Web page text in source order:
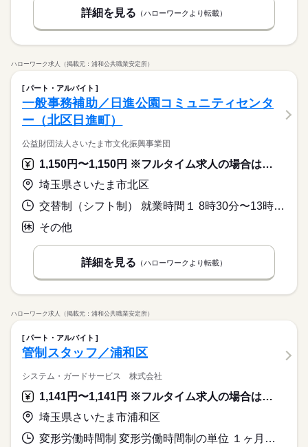
詳細を見る （ハローワークより転載）
ハローワーク求人（掲載元：浦和公共職業安定所）
パート・アルバイト
一般事務補助／日進公園コミュニティセンタ
ー（北区日進町）
公益財団法人さいたま市文化振興事業団
1,150円〜1,150円 ※フルタイム求人の場合は月額（換算額）、パート求人の場合は時間額を表示しています。
埼玉県さいたま市北区
交替制（シフト制） 就業時間１ 8時30分〜13時00分 就業時間２ 8時30分〜17時15分 就業時間３ 13時00分〜17時30分 就業時間に関する特記事項 （４）１３：００から２１：４５（５）１７：１５から２１：４５
その他
詳細を見る （ハローワークより転載）
ハローワーク求人（掲載元：浦和公共職業安定所）
パート・アルバイト
管制スタッフ／浦和区
システム・ガードサービス 株式会社
1,141円〜1,141円 ※フルタイム求人の場合は月額（換算額）、パート求人の場合は時間額を表示しています。
埼玉県さいたま市浦和区
変形労働時間制 変形労働時間制の単位 １ヶ月単位 就業時間１ 18時00分〜9時00分 就業時間２ 9時00分〜8時59分 就業時間に関する特記事項 現場勤務の場合は、時間に変動あり